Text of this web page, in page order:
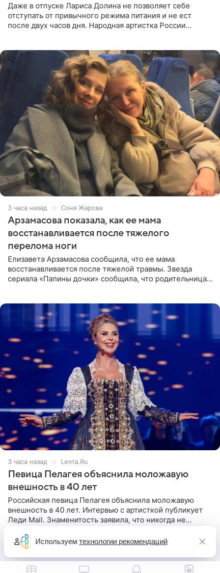
Даже в отпуске Лариса Долина не позволяет себе
отступать от привычного режима питания и не ест
после двух часов дня. Народная артистка России
3 часа назад Соня Жарова
Арзамасова показала, как ее мама
восстанавливается после тяжелого
перелома ноги
Елизавета Арзамасова сообщила, что ее мама
восстанавливается после тяжелой травмы. Звезда
сериала «Папины дочки» сообщила, что родительница
3 часа назад Lenta.Ru
Певица Пелагея объяснила моложавую
внешность в 40 лет
Российская певица Пелагея объяснила моложавую
внешность в 40 лет. Интервью с артисткой публикует
Леди Mail. Знаменитость заявила, что никогда не
посещаетИспользуем технологии рекомендаций